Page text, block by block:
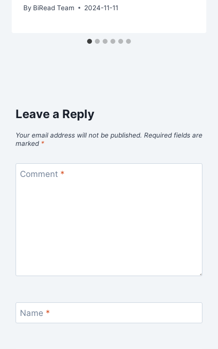
By BiRead Team 2024-11-11
Leave a Reply
Your email address will not be published. Required fields are
marked *
Comment *
Name *